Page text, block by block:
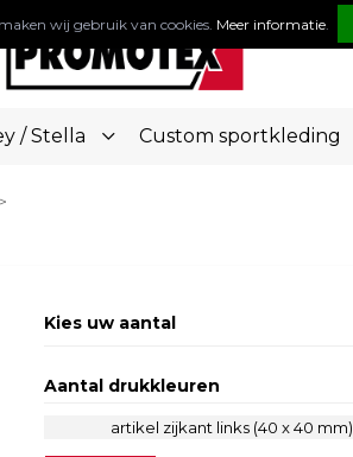
/ Stella Custom sportkleding
>
Kies uw aantal
Aantal drukkleuren
artikel zijkant links (40 x 40 mm)
wij gebruik van cookies. Meer informatie.